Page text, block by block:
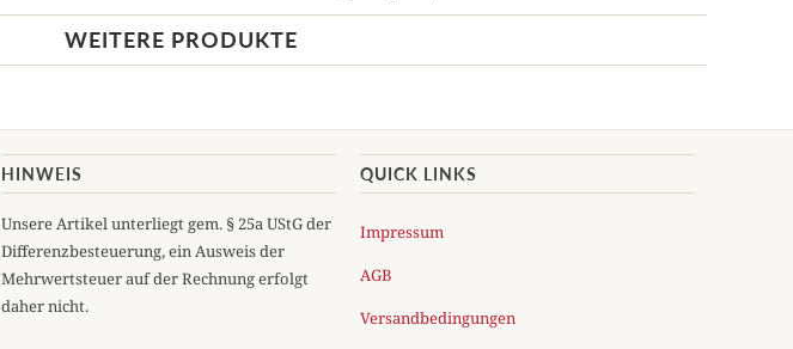
WEITERE PRODUKTE
HINWEIS
Unsere Artikel unterliegt gem. § 25a UStG der
Differenzbesteuerung, ein Ausweis der
Mehrwertsteuer auf der Rechnung erfolgt
daher nicht.
QUICK LINKS
Impressum
AGB
Versandbedingungen